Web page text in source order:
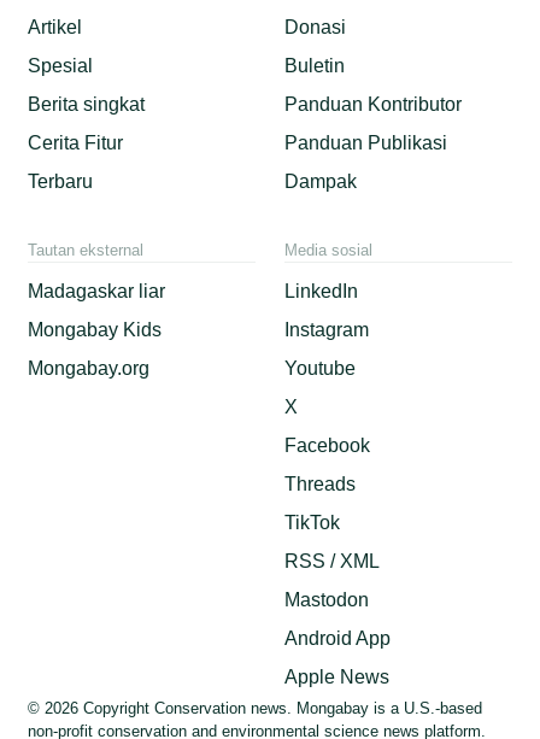
Artikel
Spesial
Berita singkat
Cerita Fitur
Terbaru
Donasi
Buletin
Panduan Kontributor
Panduan Publikasi
Dampak
Tautan eksternal
Madagaskar liar
Mongabay Kids
Mongabay.org
Media sosial
LinkedIn
Instagram
Youtube
X
Facebook
Threads
TikTok
RSS / XML
Mastodon
Android App
Apple News
© 2026 Copyright Conservation news. Mongabay is a U.S.-based
non-profit conservation and environmental science news platform.